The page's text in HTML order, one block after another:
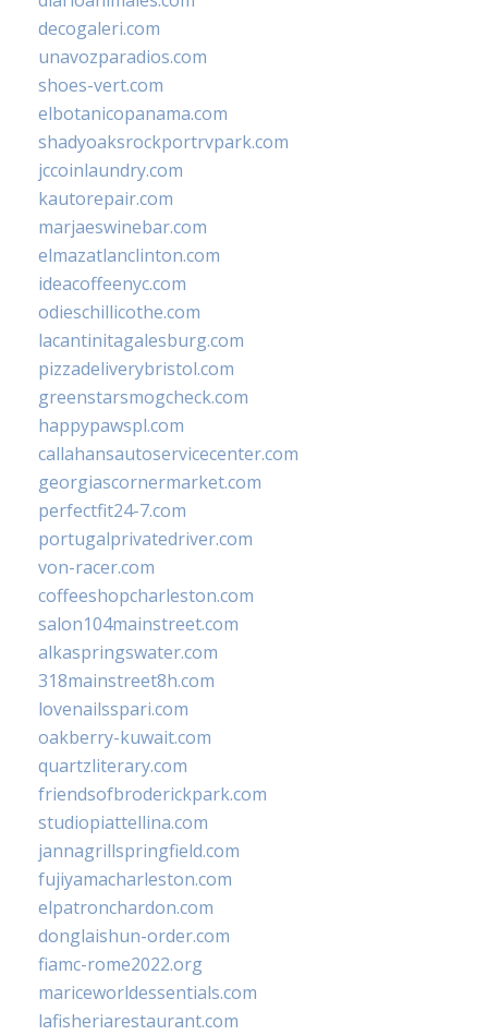
decogaleri.com
unavozparadios.com
shoes-vert.com
elbotanicopanama.com
shadyoaksrockportrvpark.com
jccoinlaundry.com
kautorepair.com
marjaeswinebar.com
elmazatlanclinton.com
ideacoffeenyc.com
odieschillicothe.com
lacantinitagalesburg.com
pizzadeliverybristol.com
greenstarsmogcheck.com
happypawspl.com
callahansautoservicecenter.com
georgiascornermarket.com
perfectfit24-7.com
portugalprivatedriver.com
von-racer.com
coffeeshopcharleston.com
salon104mainstreet.com
alkaspringswater.com
318mainstreet8h.com
lovenailsspari.com
oakberry-kuwait.com
quartzliterary.com
friendsofbroderickpark.com
studiopiattellina.com
jannagrillspringfield.com
fujiyamacharleston.com
elpatronchardon.com
donglaishun-order.com
fiamc-rome2022.org
mariceworldessentials.com
lafisheriarestaurant.com